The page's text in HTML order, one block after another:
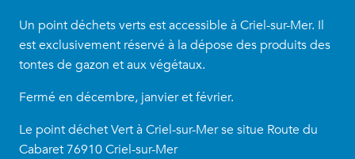
Un point déchets verts est accessible à Criel-sur-Mer. Il
est exclusivement réservé à la dépose des produits des
tontes de gazon et aux végétaux.
Fermé en décembre, janvier et février.
Le point déchet Vert à Criel-sur-Mer se situe Route du
Cabaret 76910 Criel-sur-Mer